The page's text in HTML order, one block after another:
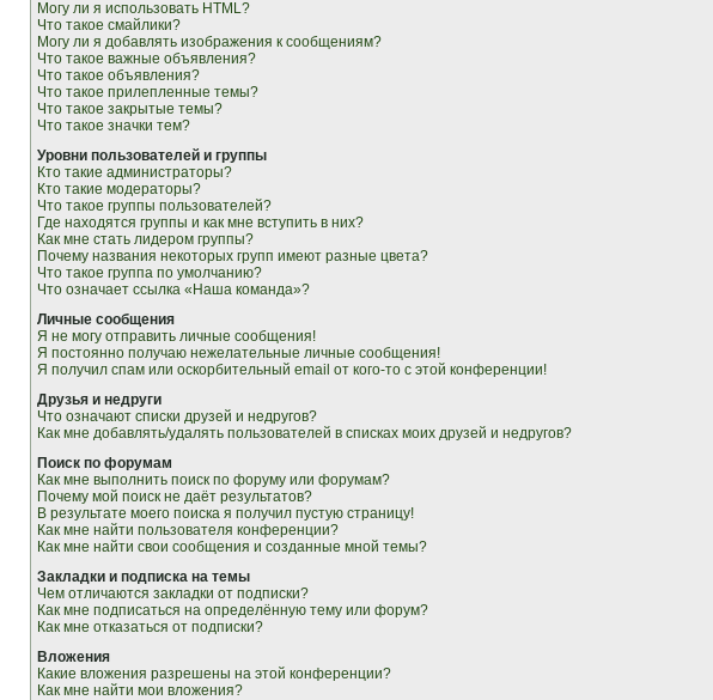
Могу ли я использовать HTML?
Что такое смайлики?
Могу ли я добавлять изображения к сообщениям?
Что такое важные объявления?
Что такое объявления?
Что такое прилепленные темы?
Что такое закрытые темы?
Что такое значки тем?
Уровни пользователей и группы
Кто такие администраторы?
Кто такие модераторы?
Что такое группы пользователей?
Где находятся группы и как мне вступить в них?
Как мне стать лидером группы?
Почему названия некоторых групп имеют разные цвета?
Что такое группа по умолчанию?
Что означает ссылка «Наша команда»?
Личные сообщения
Я не могу отправить личные сообщения!
Я постоянно получаю нежелательные личные сообщения!
Я получил спам или оскорбительный email от кого-то с этой конференции!
Друзья и недруги
Что означают списки друзей и недругов?
Как мне добавлять/удалять пользователей в списках моих друзей и недругов?
Поиск по форумам
Как мне выполнить поиск по форуму или форумам?
Почему мой поиск не даёт результатов?
В результате моего поиска я получил пустую страницу!
Как мне найти пользователя конференции?
Как мне найти свои сообщения и созданные мной темы?
Закладки и подписка на темы
Чем отличаются закладки от подписки?
Как мне подписаться на определённую тему или форум?
Как мне отказаться от подписки?
Вложения
Какие вложения разрешены на этой конференции?
Как мне найти мои вложения?